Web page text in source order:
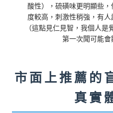
酸性），硫磺味更明顯些
度較高，刺激性稍強，有
（這點見仁見智，我個人
第一次聞可能會
市面上推薦的
真實